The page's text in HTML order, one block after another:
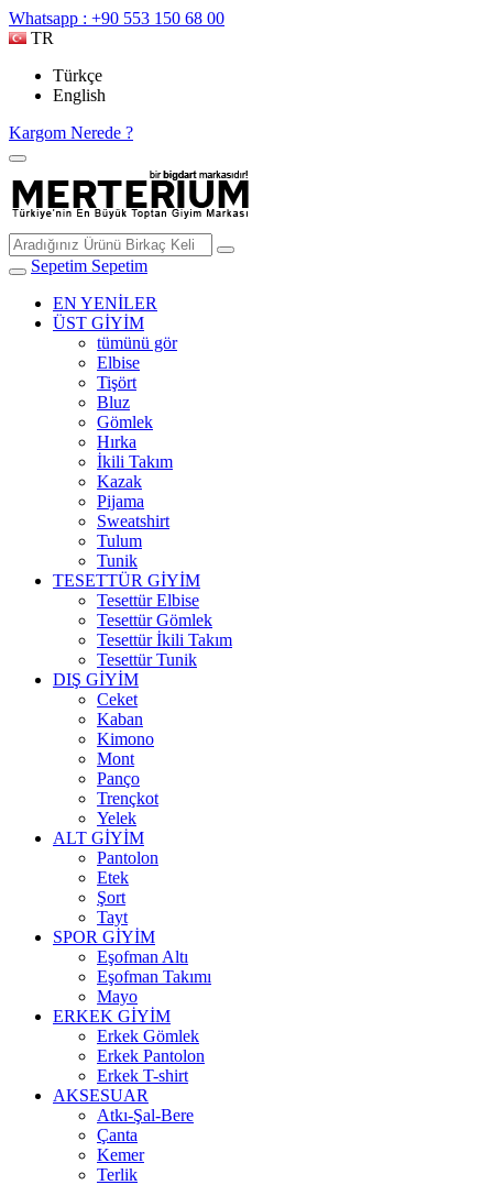
Whatsapp : +90 553 150 68 00
TR
Türkçe
English
Kargom Nerede ?
Sepetim Sepetim
EN YENİLER
ÜST GİYİM
tümünü gör
Elbise
Tişört
Bluz
Gömlek
Hırka
İkili Takım
Kazak
Pijama
Sweatshirt
Tulum
Tunik
TESETTÜR GİYİM
Tesettür Elbise
Tesettür Gömlek
Tesettür İkili Takım
Tesettür Tunik
DIŞ GİYİM
Ceket
Kaban
Kimono
Mont
Panço
Trençkot
Yelek
ALT GİYİM
Pantolon
Etek
Şort
Tayt
SPOR GİYİM
Eşofman Altı
Eşofman Takımı
Mayo
ERKEK GİYİM
Erkek Gömlek
Erkek Pantolon
Erkek T-shirt
AKSESUAR
Atkı-Şal-Bere
Çanta
Kemer
Terlik